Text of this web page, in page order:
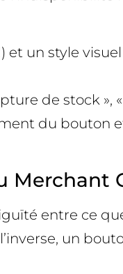
un style
de stock »,
du bouton
Merchant
entre ce
un